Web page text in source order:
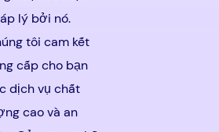
lý bởi nó.
tôi cam kết
cấp cho bạn
dịch vụ chất
cao và an